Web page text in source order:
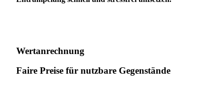
Wertanrechnung
Faire Preise für nutzbare Gegenstände